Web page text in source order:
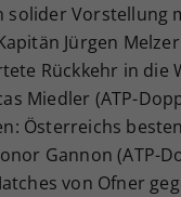
solider Vorstellung
Jürgen
Rückkehr in die
Miedler (ATP-
Österreichs
Gannon (ATP-
von Ofner